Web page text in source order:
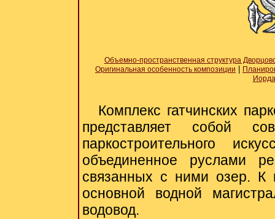
Объемно-пространственная структура
Оригинальная особенность композиции
Комплекс гатчинских
представляет собой
паркостроительного
объединенное руслами
связанных с ними озер. К
основной водной
водовод.